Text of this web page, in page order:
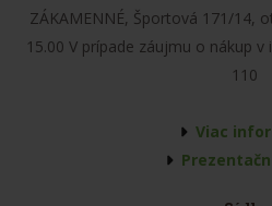
ZÁKAMENNÉ, Športová 171/14,
15.00 V prípade záujmu o nákup
110
Viac